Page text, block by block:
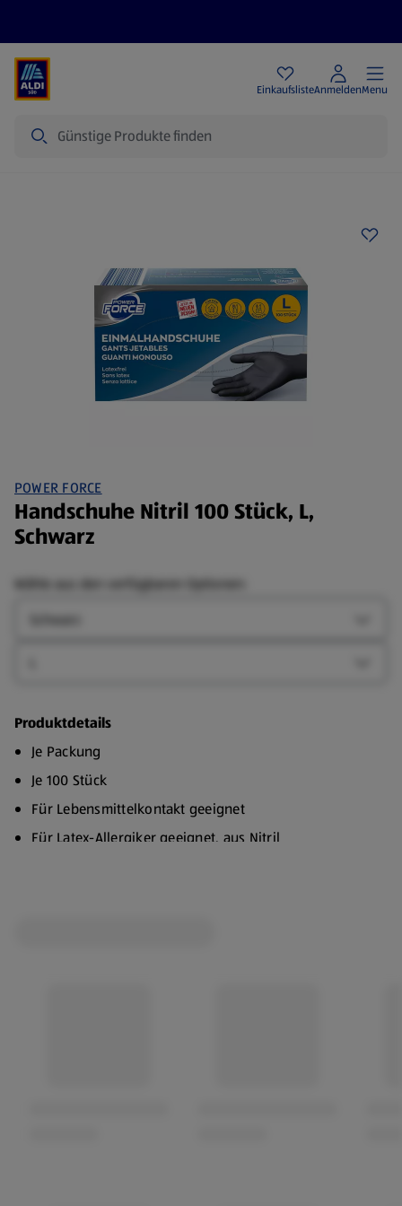
EinkaufslisteAnmeldenMenu
POWER FORCE
Handschuhe Nitril 100 Stück, L,
Schwarz
Wähle aus den verfügbaren Optionen:
Produktdetails
Je Packung
Je 100 Stück
Für Lebensmittelkontakt geeignet
Für Latex-Allergiker geeignet, aus Nitril